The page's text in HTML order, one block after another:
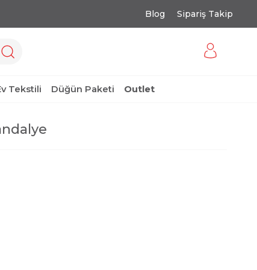
Blog Sipariş Takip
Tekstili Düğün Paketi Outlet